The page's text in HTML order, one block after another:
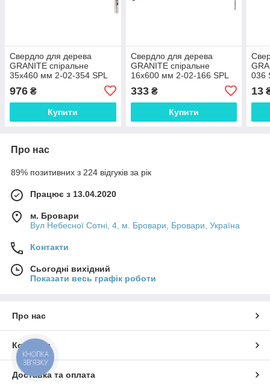
Свердло для дерева
GRANITE спіральне
35х460 мм 2-02-354 SPL
976 ₴
Купити
Свердло для дерева
GRANITE спіральне
16х600 мм 2-02-166 SPL
333₴
Купити
036
13
Про нас
89% позитивних з 224 відгуків за рік
Працює з 13.04.2020
м. Бровари
Вул Небесної Сотні, 4, м. Бровари, Бровари, Україна
Контакти
Сьогодні вихідний
Показати весь графік роботи
Про нас
Контакти
Доставка та оплата
КНОПКА
ЗВ'ЯЗКУ